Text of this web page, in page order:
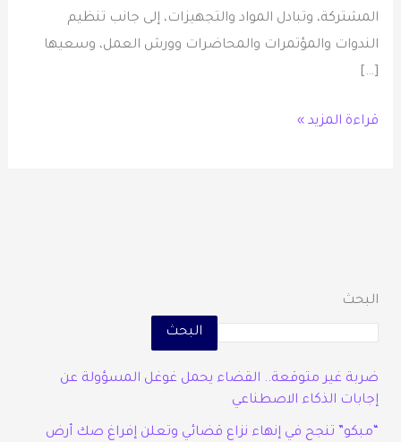
المشتركة، وتبادل المواد والتجهيزات، إلى جانب تنظيم
الندوات والمؤتمرات والمحاضرات وورش العمل، وسعيها
[…]
قراءة المزيد »
البحث
البحث
ضربة غير متوقعة.. القضاء يحمل غوغل المسؤولة عن
إجابات الذكاء الاصطناعي
“مبكو” تنجح في إنهاء نزاع قضائي وتعلن إفراغ صك أرض